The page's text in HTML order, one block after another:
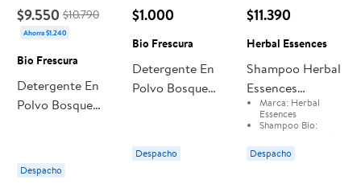
$9.550 $10.790
Ahorra $1.240
Bio Frescura
Detergente En
Polvo Bosque
Despacho
$1.000
Bio Frescura
Detergente En
Polvo Bosque
Despacho
$11.390
Herbal Essences
Shampoo Herbal
Essences
Bío:renew
Reparación
Aceite De Argán
Marca: Herbal
Essences
Shampoo Bío:
Aceite de Argán
Despacho